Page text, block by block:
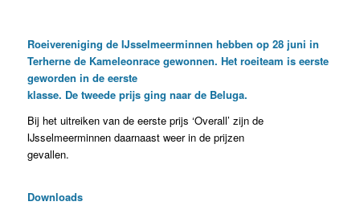
Roeivereniging de IJsselmeerminnen hebben op 28 juni in
Terherne de Kameleonrace gewonnen. Het roeiteam is eerste
geworden in de eerste
klasse. De tweede prijs ging naar de Beluga.
Bij het uitreiken van de eerste prijs ‘Overall’ zijn de
IJsselmeerminnen daarnaast weer in de prijzen
gevallen.
Downloads